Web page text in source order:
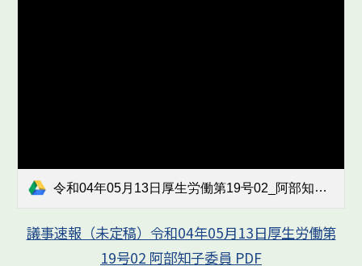
令和04年05月13日厚生労働第19号02_阿部知子委員.pdf
議事速報（未定稿）令和04年05月13日厚生労働第
19号02 阿部知子委員 PDF